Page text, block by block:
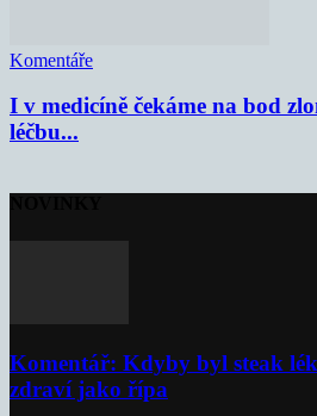
Komentáře
I v medicíně čekáme na bod
léčbu...
Komentář: Kdyby byl steak
zdraví jako řípa